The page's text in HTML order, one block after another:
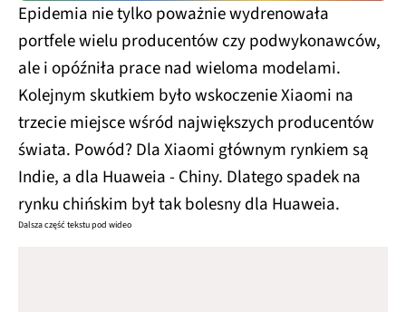
Epidemia nie tylko poważnie wydrenowała
portfele wielu producentów czy podwykonawców,
ale i opóźniła prace nad wieloma modelami.
Kolejnym skutkiem było wskoczenie Xiaomi na
trzecie miejsce wśród największych producentów
świata. Powód? Dla Xiaomi głównym rynkiem są
Indie, a dla Huaweia - Chiny. Dlatego spadek na
rynku chińskim był tak bolesny dla Huaweia.
Dalsza część tekstu pod wideo